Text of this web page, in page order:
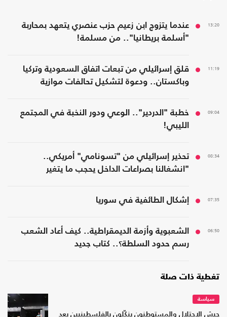
13:20
عندما يتزوج ابن زعيم حزب عنصري يتعهد بمحاربة
"أسلمة بريطانيا".. من مسلمة!
11:19
قلق إسرائيلي من تبعات اتفاق السعودية وتركيا
وباكستان.. ودعوة لتشكيل تحالفات موازية
09:04
خطبة "الدردير".. الوعي ودور النخبة في المجتمع
الليبي!
08:34
تحذير إسرائيلي من "تسونامي" أمريكي..
"انشغالنا بصراعات الداخل يحجب ما يتغير
07:35 إشكال الطائفية في سوريا
06:50
الشعبوية وأزمة الديمقراطية.. كيف أعاد الشعب
رسم حدود السلطة؟.. كتاب جديد
تغطية ذات صلة
سياسة
جيش الاحتلال والمستوطنون ينكّلون بالفلسطينيين بعد